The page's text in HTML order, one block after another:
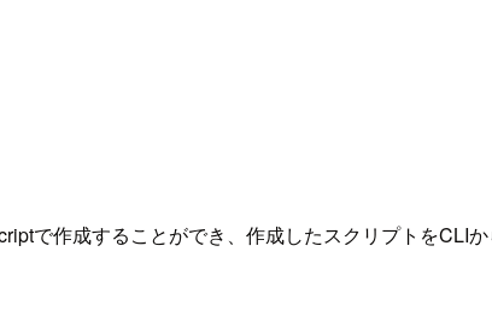
で作成することができ、作成したスクリプトをCLI